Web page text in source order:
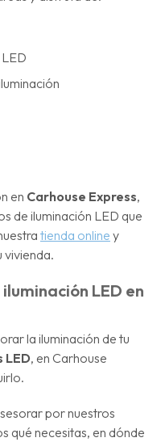
en Carhouse Express,
de iluminación LED que
tienda online y
vivienda.
LED en
la iluminación de tu
LED, en Carhouse
por nuestros
qué necesitas, en dónde